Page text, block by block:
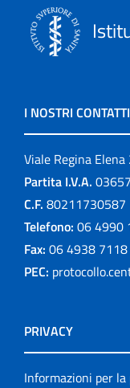
I NOSTRI CONTATTI
Viale Regina
Partita I.V.A.
C.F. 80211730587
Telefono: 06 4990
Fax: 06 4938 7118
PEC:
PRIVACY
Informazioni per